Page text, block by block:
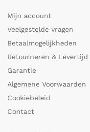
Mijn account
Veelgestelde vragen
Betaalmogelijkheden
Retourneren & Levertijd
Garantie
Algemene Voorwaarden
Cookiebeleid
Contact